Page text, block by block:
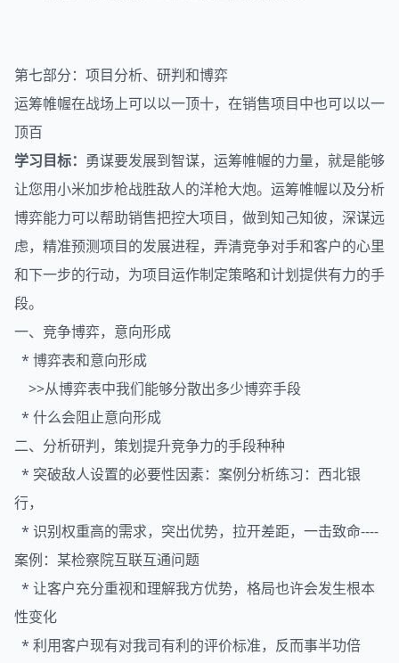
第七部分：项目分析、研判和博弈
运筹帷幄在战场上可以以一顶十，在销售项目中也可以以一
顶百
学习目标： 勇谋要发展到智谋，运筹帷幄的力量，就是能够
让您用小米加步枪战胜敌人的洋枪大炮。运筹帷幄以及分析
博弈能力可以帮助销售把控大项目，做到知己知彼，深谋远
虑，精准预测项目的发展进程，弄清竞争对手和客户的心里
和下一步的行动，为项目运作制定策略和计划提供有力的手
段。
一、竞争博弈，意向形成
* 博弈表和意向形成
>>从博弈表中我们能够分散出多少博弈手段
* 什么会阻止意向形成
二、分析研判，策划提升竞争力的手段种种
* 突破敌人设置的必要性因素：案例分析练习：西北银
行，
* 识别权重高的需求，突出优势，拉开差距，一击致命----
案例：某检察院互联互通问题
* 让客户充分重视和理解我方优势，格局也许会发生根本
性变化
* 利用客户现有对我司有利的评价标准，反而事半功倍